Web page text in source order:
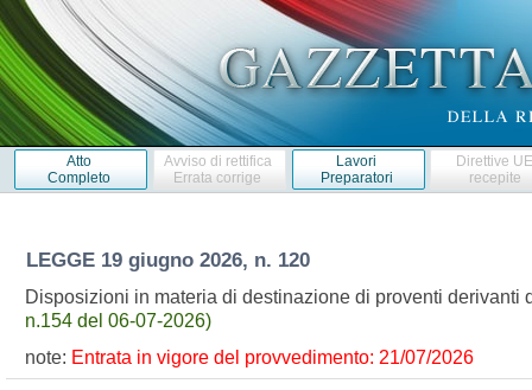
Atto
Completo
Avviso di rettifica
Errata corrige
Lavori
Preparatori
Direttive
recepite
LEGGE 19 giugno 2026, n. 120
Disposizioni in materia di destinazione di proventi
n.154 del 06-07-2026)
note: Entrata in vigore del provvedimento: 21/07/2026